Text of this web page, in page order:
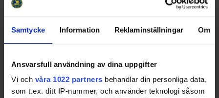
Samtycke Information Reklaminställningar Om
Ansvarsfull användning av dina uppgifter
Vi och våra 1022 partners behandlar din personliga data,
som t.ex. ditt IP-nummer, och använder teknologi såsom